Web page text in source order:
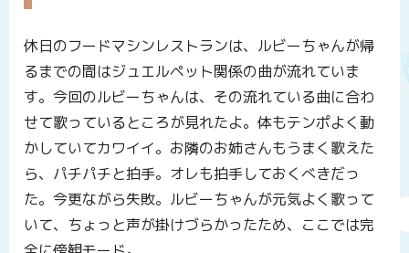
休日のフードマシンレストランは、ルビーちゃんが帰
るまでの間はジュエルペット関係の曲が流れていま
す。今回のルビーちゃんは、その流れている曲に合わ
せて歌っているところが見れたよ。体もテンポよく動
かしていてカワイイ。お隣のお姉さんもうまく歌えた
ら、パチパチと拍手。オレも拍手しておくべきだっ
た。今更ながら失敗。ルビーちゃんが元気よく歌って
いて、ちょっと声が掛けづらかったため、ここでは完